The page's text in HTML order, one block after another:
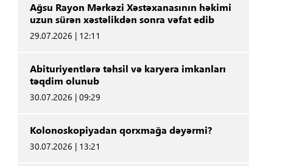
Ağsu Rayon Mərkəzi Xəstəxanasının həkimi
uzun sürən xəstəlikdən sonra vəfat edib
29.07.2026 | 12:11
Abituriyentlərə təhsil və karyera imkanları
təqdim olunub
30.07.2026 | 09:29
Kolonoskopiyadan qorxmağa dəyərmi?
30.07.2026 | 13:21